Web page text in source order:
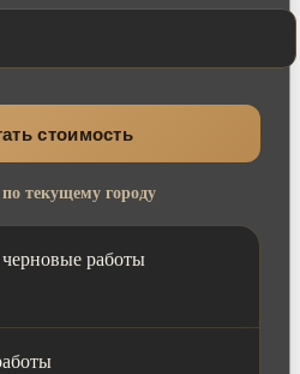
стоимость
по текущему городу
работы